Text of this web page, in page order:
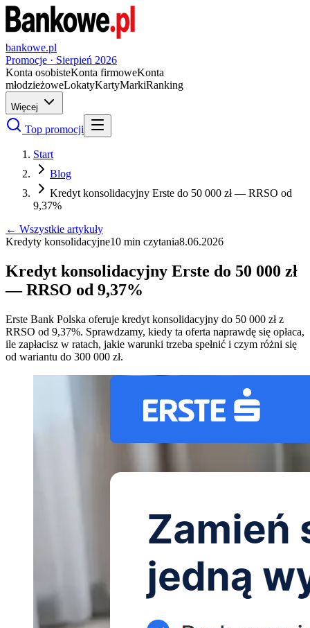
bankowe.pl
Promocje · Sierpień 2026
Konta osobisteKonta firmoweKonta
młodzieżoweLokatyKartyMarkiRanking
Więcej
Top promocji
Start
Blog
Kredyt konsolidacyjny Erste do 50 000 zł — RRSO od
9,37%
← Wszystkie artykuły
Kredyty konsolidacyjne10 min czytania8.06.2026
Kredyt konsolidacyjny Erste do 50 000 zł
— RRSO od 9,37%
Erste Bank Polska oferuje kredyt konsolidacyjny do 50 000 zł z
RRSO od 9,37%. Sprawdzamy, kiedy ta oferta naprawdę się opłaca,
ile zapłacisz w ratach, jakie warunki trzeba spełnić i czym różni się
od wariantu do 300 000 zł.